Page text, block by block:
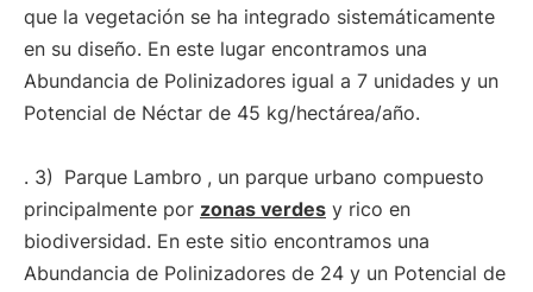
que la vegetación se ha integrado sistemáticamente
en su diseño. En este lugar encontramos una
Abundancia de Polinizadores igual a 7 unidades y un
Potencial de Néctar de 45 kg/hectárea/año.
. 3) Parque Lambro , un parque urbano compuesto
principalmente por zonas verdes y rico en
biodiversidad. En este sitio encontramos una
Abundancia de Polinizadores de 24 y un Potencial de